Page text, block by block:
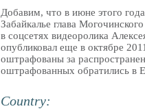
Добавим, что в июне этого
Забайкалье глава
в соцсетях видеоролика
опубликовал еще в октябре
оштрафованы за
оштрафованных обратились в
Country: